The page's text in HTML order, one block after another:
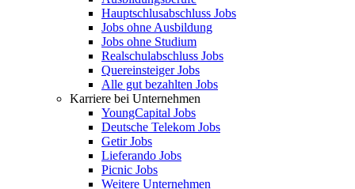
Hauptschlusabschluss Jobs
Jobs ohne Ausbildung
Jobs ohne Studium
Realschulabschluss Jobs
Quereinsteiger Jobs
Alle gut bezahlten Jobs
Karriere bei Unternehmen
YoungCapital Jobs
Deutsche Telekom Jobs
Getir Jobs
Lieferando Jobs
Picnic Jobs
Weitere Unternehmen